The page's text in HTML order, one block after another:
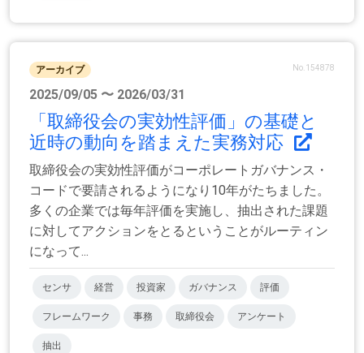
アーカイブ No.154878
2025/09/05 〜 2026/03/31
「取締役会の実効性評価」の基礎と
近時の動向を踏まえた実務対応
取締役会の実効性評価がコーポレートガバナンス・
コードで要請されるようになり10年がたちました。
多くの企業では毎年評価を実施し、抽出された課題
に対してアクションをとるということがルーティン
になって...
センサ 経営 投資家 ガバナンス 評価
フレームワーク 事務 取締役会 アンケート
抽出